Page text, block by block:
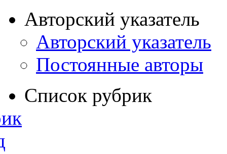
Авторский указатель
Авторский указатель
Постоянные авторы
Список рубрик